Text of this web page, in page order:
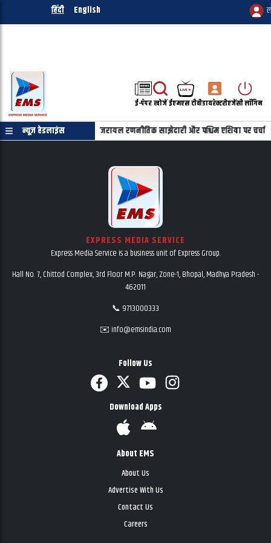
हिंदी English
ई-पेपरखोजेंईएमएस टीवीडायरेक्टरीएजेंसी लॉगिन
न्यूज़ हेडलाइंस
की फोन पर बातचीत, भारत-इजरायल रणनीतिक साझेदारी और पश्चिम एशिया पर चर्चा
EXPRESS MEDIA SERVICE
Express Media Service is a business unit of Express Group.
Hall No. 7, Chittod Complex, 3rd Floor M.P. Nagar, Zone-1, Bhopal, Madhya Pradesh -
462011
📞 9713000333
✉️ info@emsindia.com
Follow Us
Download Apps
About EMS
About Us
Advertise With Us
Contact Us
Careers